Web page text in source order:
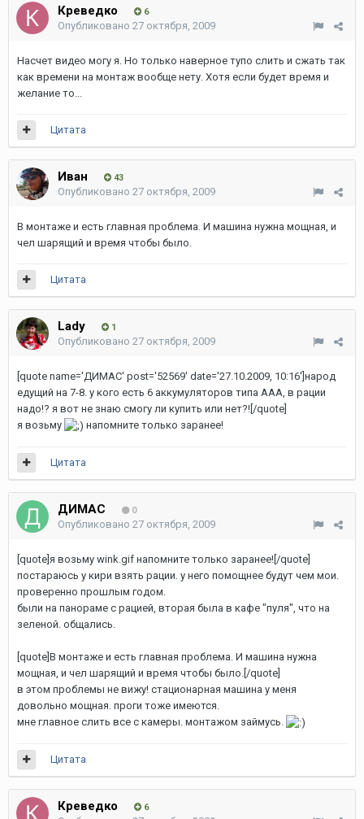
Креведко 6
Опубликовано 27 октября, 2009
Насчет видео могу я. Но только наверное тупо слить и сжать так
как времени на монтаж вообще нету. Хотя если будет время и
желание то...
Цитата
Иван 43
Опубликовано 27 октября, 2009
В монтаже и есть главная проблема. И машина нужна мощная, и
чел шарящий и время чтобы было.
Цитата
Lady 1
Опубликовано 27 октября, 2009
[quote name='ДИМАС' post='52569' date='27.10.2009, 10:16']народ
едущий на 7-8. у кого есть 6 аккумуляторов типа ААА, в рации
надо!? я вот не знаю смогу ли купить или нет?![/quote]
я возьму
напомните только заранее!
Цитата
ДИМАС 0
Опубликовано 27 октября, 2009
[quote]я возьму wink.gif напомните только заранее![/quote]
постараюсь у кири взять рации. у него помощнее будут чем мои.
проверенно прошлым годом.
были на панораме с рацией, вторая была в кафе "пуля", что на
зеленой. общались.
[quote]В монтаже и есть главная проблема. И машина нужна
мощная, и чел шарящий и время чтобы было.[/quote]
в этом проблемы не вижу! стационарная машина у меня
довольно мощная. проги тоже имеются.
мне главное слить все с камеры. монтажом займусь.
Цитата
Креведко 6